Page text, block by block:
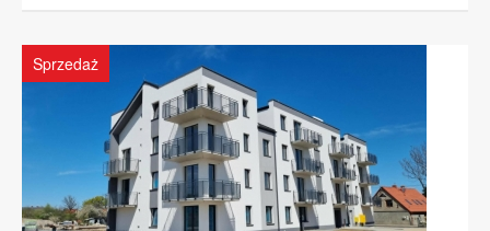
Sprzedaż